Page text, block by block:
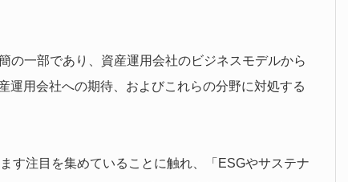
の一部であり、資産運用会社のビジネスモデルから
運用会社への期待、およびこれらの分野に対処する
す注目を集めていることに触れ、「ESGやサステナ